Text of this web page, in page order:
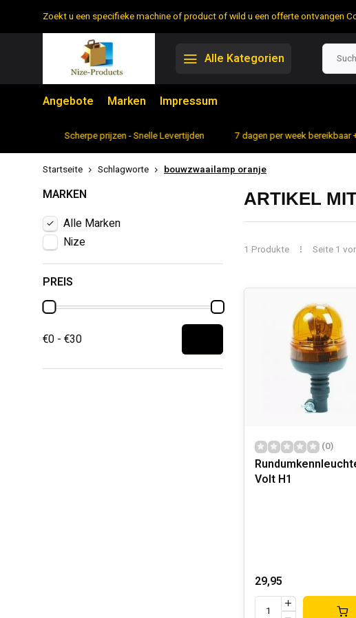
Zoekt u een specifieke machine of product of wild u een offerte ontvangen
Alle Kategorien
Angebote Marken Impressum
Scherpe prijzen - Snelle Levertijden 7 dagen per week bereikbaar
Startseite Schlagworte bouwzwaailamp oranje
MARKEN
Alle Marken
Nize
PREIS
€0 - €30
ARTIKEL
1 Produkte Seite 1
(0)
Volt H1
29,95